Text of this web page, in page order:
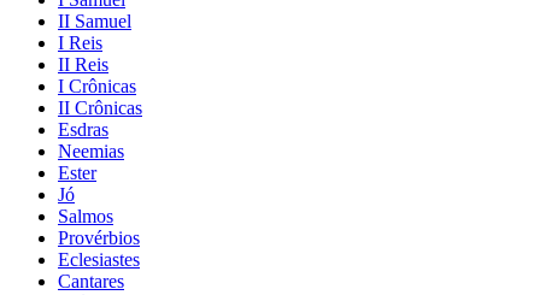
II Samuel
I Reis
II Reis
I Crônicas
II Crônicas
Esdras
Neemias
Ester
Jó
Salmos
Provérbios
Eclesiastes
Cantares